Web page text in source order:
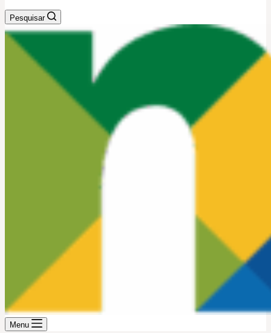
Pesquisar
Menu